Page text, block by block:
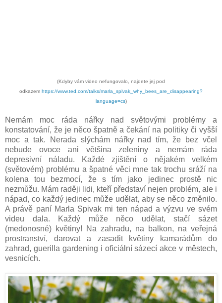
(Kdyby vám video nefungovalo, najdete jej pod
odkazem https://www.ted.com/talks/marla_spivak_why_bees_are_disappearing?
language=cs)
Nemám moc ráda nářky nad světovými problémy a
konstatování, že je něco špatně a čekání na politiky či vyšší
moc a tak. Nerada slýchám nářky nad tím, že bez včel
nebude ovoce ani většina zeleniny a nemám ráda
depresivní náladu. Každé zjištění o nějakém velkém
(světovém) problému a špatné věci mne tak trochu sráží na
kolena tou bezmocí, že s tím jako jedinec prostě nic
nezmůžu. Mám raději lidi, kteří představí nejen problém, ale i
nápad, co každý jedinec může udělat, aby se něco změnilo.
A právě paní Marla Spivak mi ten nápad a výzvu ve svém
videu dala. Každý může něco udělat, stačí sázet
(medonosné) květiny! Na zahradu, na balkon, na veřejná
prostranství, darovat a zasadit květiny kamarádům do
zahrad, guerilla gardening i oficiální sázecí akce v městech,
vesnicích.